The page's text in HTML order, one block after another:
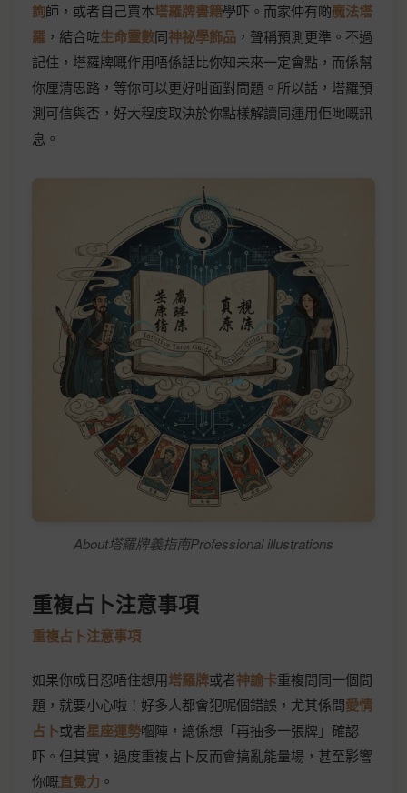
詢師，或者自己買本塔羅牌書籍學吓。而家仲有啲魔法塔
羅 ，結合咗生命靈數同神祕學飾品 ，聲稱預測更準。不過
記住，塔羅牌嘅作用唔係話比你知未來一定會點，而係幫
你厘清思路，等你可以更好咁面對問題。所以話，塔羅預
測可信與否，好大程度取決於你點樣解讀同運用佢哋嘅訊
息。
About塔羅牌義指南Professional illustrations
重複占卜注意事項
重複占卜注意事項
如果你成日忍唔住想用塔羅牌或者神諭卡重複問同一個問
題，就要小心啦！好多人都會犯呢個錯誤，尤其係問愛情
占卜或者星座運勢嗰陣，總係想「再抽多一張牌」確認
吓。但其實，過度重複占卜反而會搞亂能量場，甚至影響
你嘅直覺力 。